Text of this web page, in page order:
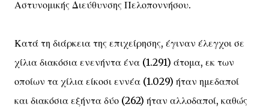
Αστυνομικής Διεύθυνσης Πελοποννήσου.
Κατά τη διάρκεια της επιχείρησης, έγιναν έλεγχοι σε
χίλια διακόσια ενενήντα ένα (1.291) άτομα, εκ των
οποίων τα χίλια είκοσι εννέα (1.029) ήταν ημεδαποί
και διακόσια εξήντα δύο (262) ήταν αλλοδαποί, καθώς